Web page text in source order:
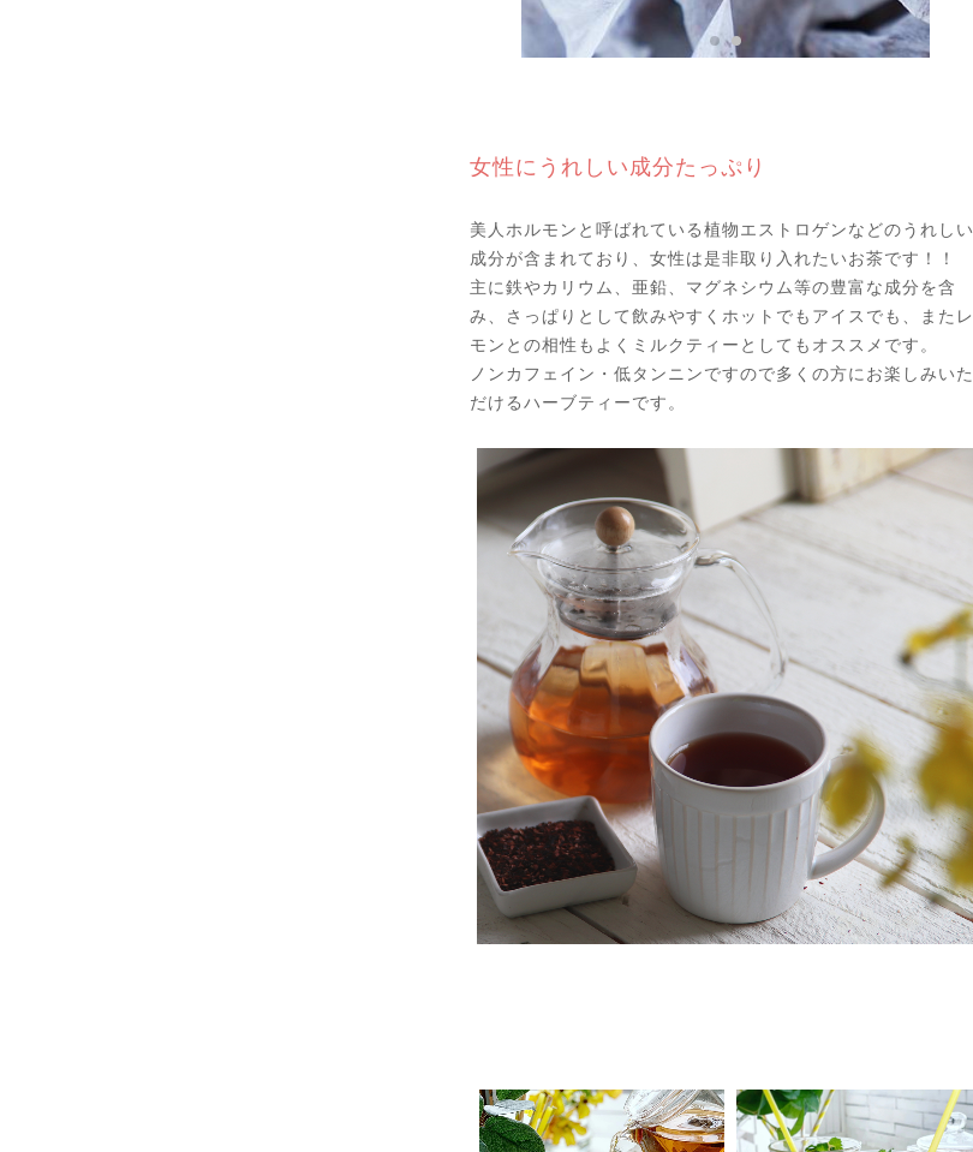
女性にうれしい成分たっぷり
美人ホルモンと呼ばれている植物エストロゲンなどのうれしい
成分が含まれており、女性は是非取り入れたいお茶です！！
主に鉄やカリウム、亜鉛、マグネシウム等の豊富な成分を含
み、さっぱりとして飲みやすくホットでもアイスでも、またレ
モンとの相性もよくミルクティーとしてもオススメです。
ノンカフェイン・低タンニンですので多くの方にお楽しみいた
だけるハーブティーです。